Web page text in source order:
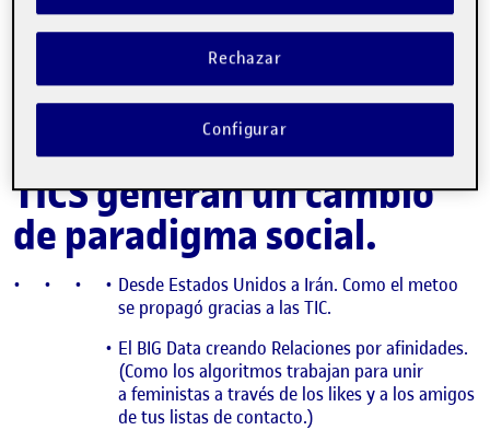
Palabras clave:Feminismo, identidad, nuevas tecnologías,
TICS, masculinidades, cuerpo.
Introducción: Los
feminismos y el uso de las
TICS generan un cambio
de paradigma social.
Desde Estados Unidos a Irán. Como el metoo
se propagó gracias a las TIC.
El BIG Data creando Relaciones por afinidades.
(Como los algoritmos trabajan para unir
a feministas a través de los likes y a los amigos
de tus listas de contacto.)
Rechazar
Configurar